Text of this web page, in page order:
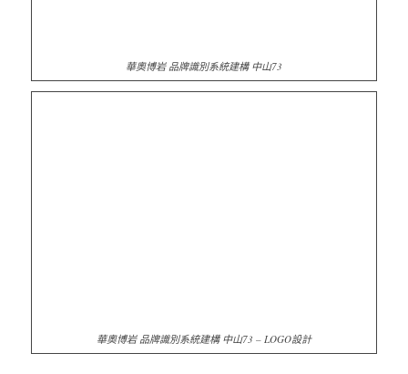
華奧博岩 品牌識別系統建構 中山73
華奧博岩 品牌識別系統建構 中山73 – LOGO設計